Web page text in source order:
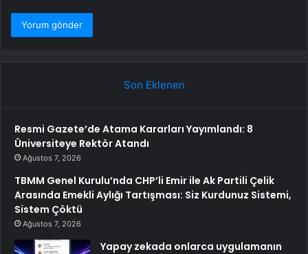
Son Eklenen
Resmi Gazete’de Atama Kararları Yayımlandı: 8
Üniversiteye Rektör Atandı
Ağustos 7, 2026
TBMM Genel Kurulu’nda CHP’li Emir ile Ak Partili Çelik
Arasında Emekli Aylığı Tartışması: Siz Kurdunuz Sistemi,
Sistem Çöktü
Ağustos 7, 2026
Yapay zekada onlarca uygulamanın